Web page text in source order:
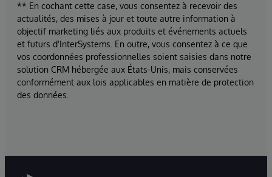
** En cochant cette case, vous consentez à recevoir des
actualités, des mises à jour et toute autre information à
objectif marketing liés aux produits et événements actuels
et futurs d'InterSystems. En outre, vous consentez à ce que
vos coordonnées professionnelles soient saisies dans notre
solution CRM hébergée aux États-Unis, mais conservées
conformément aux lois applicables en matière de protection
des données.